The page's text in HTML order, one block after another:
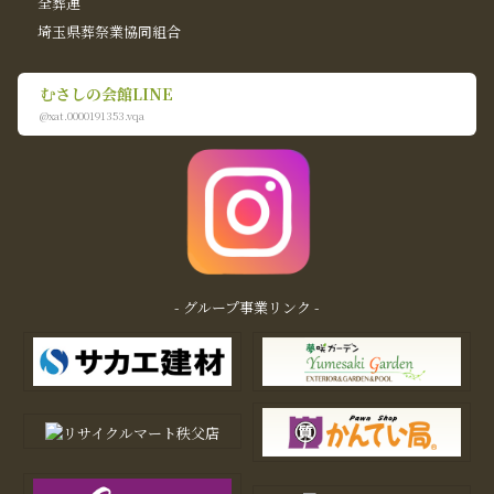
埼玉県葬祭業協同組合
むさしの会館LINE
@xat.0000191353.vqa
- グループ事業リンク -